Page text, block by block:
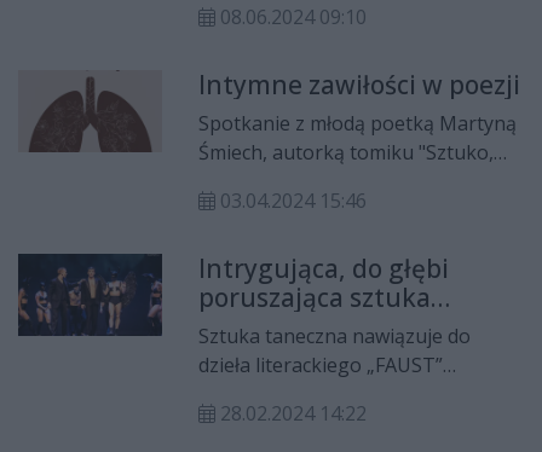
autorstwa 9 znakomitych polskich
pochodzą z bogatej kolekcji sztuki
Marii i Marka Pileckich. Składa się
ona z malarstwa, grafiki, rzeźby i
innych gatunków sztuk
plastycznych. Od niemal
08.06.2024 09:10
Intymne zawiłości w poezji
Spotkanie z młodą poetką Martyną
Śmiech, autorką tomiku "Sztuko,
godz. 17.00 w Klubie Kotłownia w
03.04.2024 15:46
Intrygująca, do głębi
poruszająca sztuka
"FAUST-HAUST" w KTT
Sztuka taneczna nawiązuje do
dzieła literackiego „FAUST”
Inspiruje do przemyśleń. Spektakl
28.02.2024 14:22